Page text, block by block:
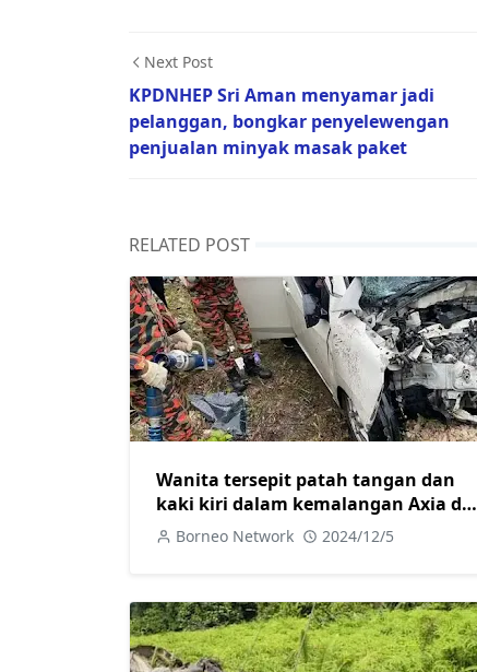
Next Post
KPDNHEP Sri Aman menyamar jadi
pelanggan, bongkar penyelewengan
penjualan minyak masak paket
RELATED POST
Wanita tersepit patah tangan dan
kaki kiri dalam kemalangan Axia dan
Mitsubishi di Jalan Camar
Borneo Network 2024/12/5